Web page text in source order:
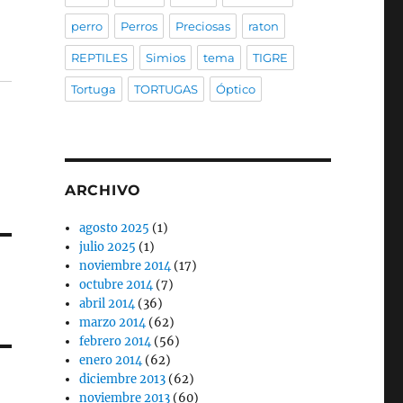
perro Perros Preciosas raton
REPTILES Simios tema TIGRE
Tortuga TORTUGAS Óptico
ARCHIVO
agosto 2025 (1)
julio 2025 (1)
noviembre 2014(17)
octubre 2014(7)
abril 2014(36)
marzo 2014(62)
febrero 2014(56)
enero 2014(62)
diciembre 2013 (62)
noviembre 2013 (60)